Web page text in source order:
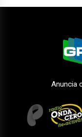
Anuncia